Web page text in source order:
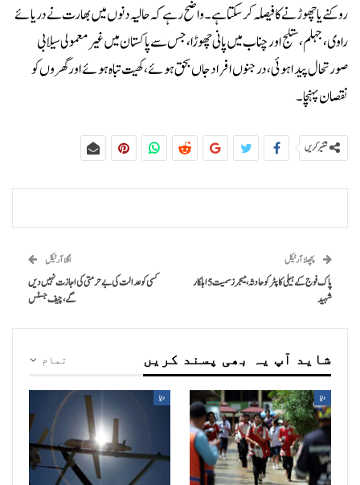
روکنے یا چھوڑنے کا فیصلہ کر سکتا ہے۔واضح رہے کہ حالیہ دنوں میں بھارت نے دریائے
راوی، جہلم، ستلج اور چناب میں پانی چھوڑا، جس سے پاکستان میں غیر معمولی سیلابی
صورتحال پیدا ہوئی، درجنوں افراد جاں بحق ہوئے، کھیت تباہ ہوئے اور گھروں کو
نقصان پہنچا۔
شئیر کریں
پچھلا آرٹیکل
پاک فوج کےہیلی کاپٹر کوحادثہ، میجرز سمیت 5 اہلکار
شہید
اگلا آرٹیکل
کسی کو عدالت کی بےحرمتی کی اجازت نہیں دیں
گے، چیف جسٹس
تمام شاید آپ یہ بھی پسند کریں
دنیا دنیا